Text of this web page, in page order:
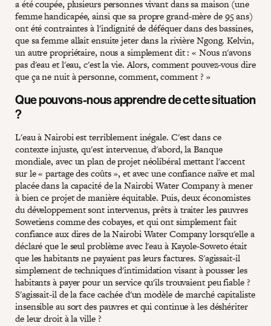
a été coupée, plusieurs personnes vivant dans sa maison (une
femme handicapée, ainsi que sa propre grand-mère de 95 ans)
ont été contraintes à l'indignité de déféquer dans des bassines,
que sa femme allait ensuite jeter dans la rivière Ngong. Kelvin,
un autre propriétaire, nous a simplement dit : « Nous n'avons
pas d'eau et l'eau, c'est la vie. Alors, comment pouvez-vous dire
que ça ne nuit à personne, comment, comment ? »
Que pouvons-nous apprendre de cette situation
?
L'eau à Nairobi est terriblement inégale. C'est dans ce
contexte injuste, qu'est intervenue, d'abord, la Banque
mondiale, avec un plan de projet néolibéral mettant l'accent
sur le « partage des coûts », et avec une confiance naïve et mal
placée dans la capacité de la Nairobi Water Company à mener
à bien ce projet de manière équitable. Puis, deux économistes
du développement sont intervenus, prêts à traiter les pauvres
Sowetiens comme des cobayes, et qui ont simplement fait
confiance aux dires de la Nairobi Water Company lorsqu'elle a
déclaré que le seul problème avec l'eau à Kayole-Soweto était
que les habitants ne payaient pas leurs factures. S'agissait-il
simplement de techniques d'intimidation visant à pousser les
habitants à payer pour un service qu'ils trouvaient peu fiable ?
S'agissait-il de la face cachée d'un modèle de marché capitaliste
insensible au sort des pauvres et qui continue à les déshériter
de leur droit à la ville ?